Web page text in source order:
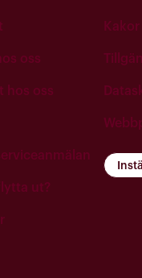
oss
hos oss
ut?
Kakor